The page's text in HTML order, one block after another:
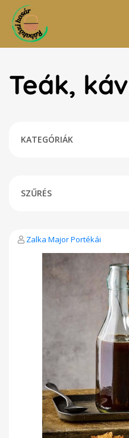
Teák,
KATEGÓRIÁK
SZŰRÉS
Zalka Major Portékái